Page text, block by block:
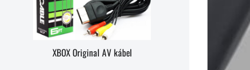
XBOX Original AV kábel